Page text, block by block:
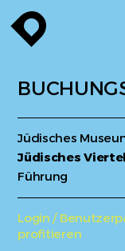
enroute
Jüdisches
Jüdisches Viertel
Führung
Login /
profitieren